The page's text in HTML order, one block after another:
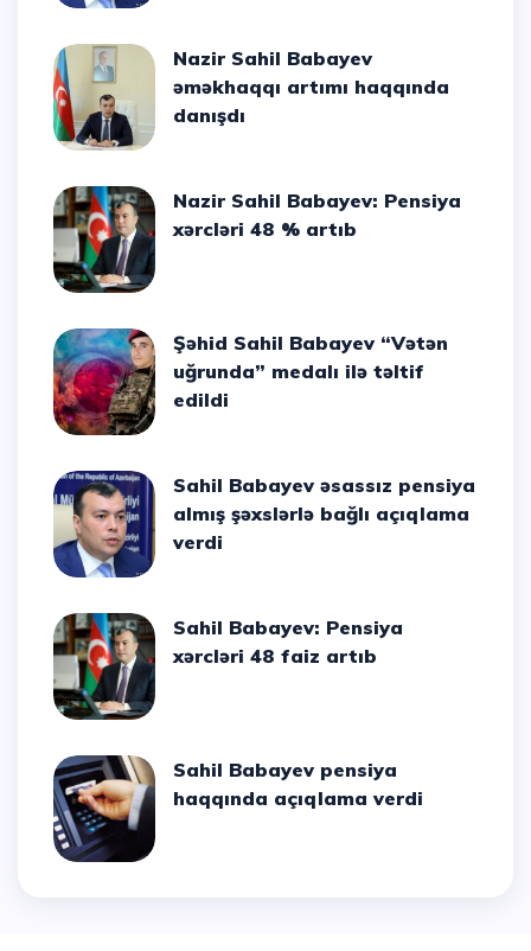
Nazir Sahil Babayev
əməkhaqqı artımı haqqında
danışdı
Nazir Sahil Babayev: Pensiya
xərcləri 48 % artıb
Şəhid Sahil Babayev “Vətən
uğrunda” medalı ilə təltif
edildi
Sahil Babayev əsassız pensiya
almış şəxslərlə bağlı açıqlama
verdi
Sahil Babayev: Pensiya
xərcləri 48 faiz artıb
Sahil Babayev pensiya
haqqında açıqlama verdi